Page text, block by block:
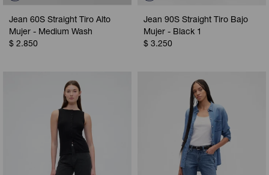
Jean 60S Straight Tiro Alto
Mujer - Medium Wash
$ 2.850
Jean 90S Straight Tiro Bajo
Mujer - Black 1
$ 3.250